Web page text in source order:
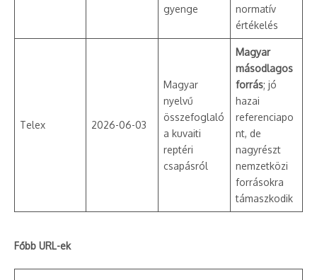
gyenge
normatív
értékelés
Telex 2026-06-03
Magyar
nyelvű
összefoglaló
a kuvaiti
reptéri
csapásról
Magyar
másodlagos
forrás; jó
hazai
referenciapo
nt, de
nagyrészt
nemzetközi
forrásokra
támaszkodik
Főbb URL-ek